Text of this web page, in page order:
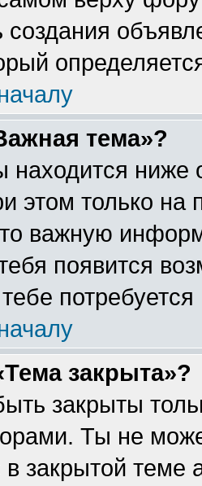
тема»?
ниже
этом только на
важную
появится
закрыта»?
закрыты
Ты не
закрытой теме